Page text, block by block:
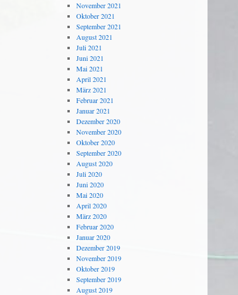
November 2021
Oktober 2021
September 2021
August 2021
Juli 2021
Juni 2021
Mai 2021
April 2021
März 2021
Februar 2021
Januar 2021
Dezember 2020
November 2020
Oktober 2020
September 2020
August 2020
Juli 2020
Juni 2020
Mai 2020
April 2020
März 2020
Februar 2020
Januar 2020
Dezember 2019
November 2019
Oktober 2019
September 2019
August 2019